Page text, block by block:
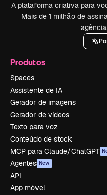
A plataforma criativa para
Mais de 1 milhão de
Produtos
Spaces
Assistente de IA
Gerador de imagens
Gerador de vídeos
Texto para voz
Conteúdo de stock
MCP para Claude/ChatGPT
Agentes New
API
App móvel